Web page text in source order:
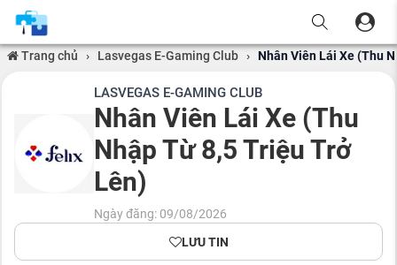
Trang chủ › Lasvegas E-Gaming Club › Nhân Viên Lái Xe (Thu
LASVEGAS E-GAMING CLUB
Nhân Viên Lái Xe (Thu
Nhập Từ 8,5 Triệu Trở
Lên)
Ngày đăng: 09/08/2026
LƯU TIN